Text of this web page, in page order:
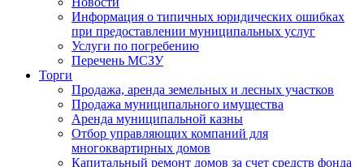
Информация о типичных юридических ошибках
при предоставлении муниципальных услуг
Услуги по погребению
Перечень МСЗУ
Торги
Продажа, аренда земельных и лесных участков
Продажа муниципального имущества
Аренда муниципальной казны
Отбор управляющих компаний для
многоквартирных домов
Капитальный ремонт домов за счет средств фонда